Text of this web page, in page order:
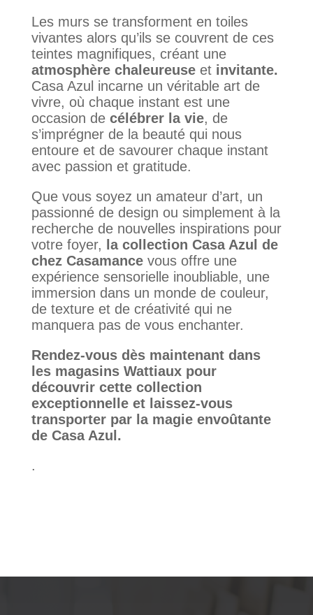
Les murs se transforment en toiles
vivantes alors qu’ils se couvrent de ces
teintes magnifiques, créant une
atmosphère chaleureuseet invitante.
Casa Azul incarne un véritable art de
vivre, où chaque instant est une
occasion de célébrer la vie, de
s’imprégner de la beauté qui nous
entoure et de savourer chaque instant
avec passion et gratitude.
Que vous soyez un amateur d’art, un
passionné de design ou simplement à la
recherche de nouvelles inspirations pour
votre foyer,
la collection Casa Azul de
chez Casamance vous offre une
expérience sensorielle inoubliable, une
immersion dans un monde de couleur,
de texture et de créativité qui ne
manquera pas de vous enchanter.
Rendez-vous dès maintenant dans
les magasins Wattiaux pour
découvrir cette collection
exceptionnelle et laissez-vous
transporter par la magie envoûtante
de Casa Azul.
.